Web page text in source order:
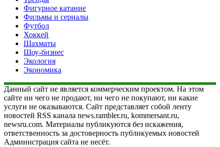
Фигурное катание
Фильмы и сериалы
Футбол
Хоккей
Шахматы
Шоу-бизнес
Экология
Экономика
Данный сайт не является коммерческим проектом. На этом
сайте ни чего не продают, ни чего не покупают, ни какие
услуги не оказываются. Сайт представляет собой ленту
новостей RSS канала news.rambler.ru, kommersant.ru,
newsru.com. Материалы публикуются без искажения,
ответственность за достоверность публикуемых новостей
Администрация сайта не несёт.